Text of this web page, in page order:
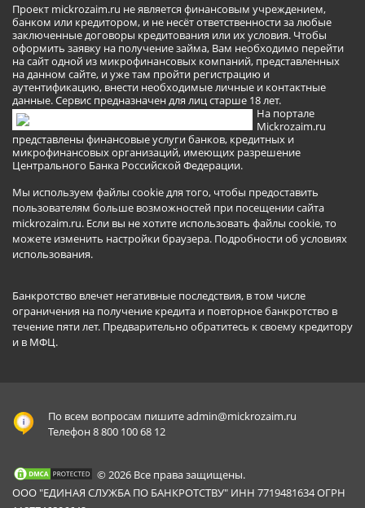
Проект mickrozaim.ru не является финансовым учреждением,
банком или кредитором, и не несёт ответственности за любые
заключенные договоры кредитования или их условия. Чтобы
оформить заявку на получение займа, Вам необходимо перейти
на сайт одной из микрофинансовых компаний, представленных
на данном сайте, и уже там пройти регистрацию и
аутентификацию, внести необходимые личные и контактные
данные. Сервис предназначен для лиц старше 18 лет.
На портале
Mickrozaim.ru
представлены финансовые услуги банков, кредитных и
микрофинансовых организаций, имеющих разрешение
Центрального Банка Российской Федерации.
Мы используем файлы cookie для того, чтобы предоставить
пользователям больше возможностей при посещении сайта
mickrozaim.ru. Если вы не хотите использовать файлы cookie, то
можете изменить настройки браузера. Подробности об условиях
использования.
Банкротство влечет негативные последствия, в том числе
ограничения на получение кредита и повторное банкротство в
течение пяти лет. Предварительно обратитесь к своему кредитору
и в МФЦ.
По всем вопросам пишитеadmin@mickrozaim.ru
Телефон 8 800 100 68 12
© 2026 Все права защищены.
ООО "ЕДИНАЯ СЛУЖБА ПО БАНКРОТСТВУ" ИНН 7719481634 ОГРН